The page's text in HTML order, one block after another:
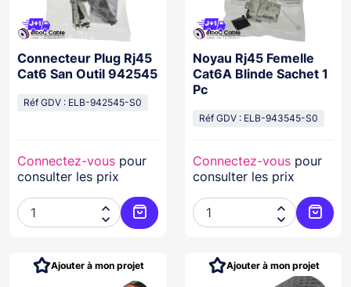
Connecteur Plug Rj45
Cat6 San Outil 942545
Réf GDV : ELB-942545-S0
Connectez-vous pour
consulter les prix


Ajouter au panier
Noyau Rj45 Femelle
Cat6A Blinde Sachet 1
Pc
Réf GDV : ELB-943545-S0
Connectez-vous pour
consulter les prix


Ajouter à mon projet Ajouter à mon projet